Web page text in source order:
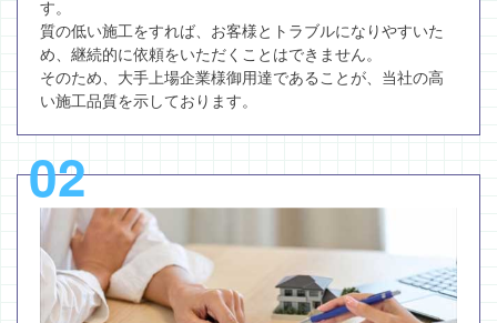
す。
質の低い施工をすれば、お客様とトラブルになりやすいた
め、継続的に依頼をいただくことはできません。
そのため、大手上場企業様御用達であることが、当社の高
い施工品質を示しております。
02